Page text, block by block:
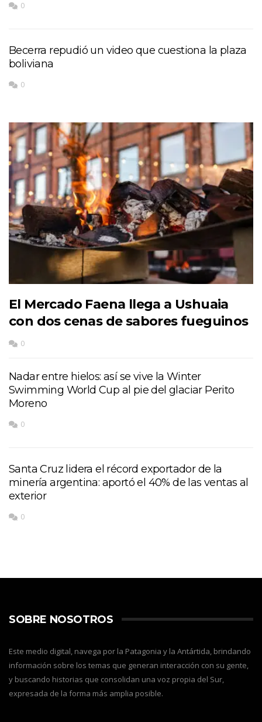
0
Becerra repudió un video que cuestiona la plaza
boliviana
0
El Mercado Faena llega a Ushuaia
con dos cenas de sabores fueguinos
0
Nadar entre hielos: así se vive la Winter
Swimming World Cup al pie del glaciar Perito
Moreno
0
Santa Cruz lidera el récord exportador de la
minería argentina: aportó el 40% de las ventas al
exterior
0
SOBRE NOSOTROS
Este medio digital, navega por la Patagonia y la Antártida, brindando
información sobre los temas que generan interacción con su gente,
y buscando historias que consolidan una voz propia del Sur,
expresada de la forma más amplia posible.